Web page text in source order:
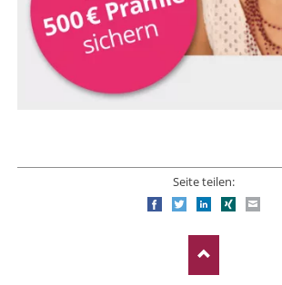
Seite teilen:
FacebookTwitterLinkedIn
Xing